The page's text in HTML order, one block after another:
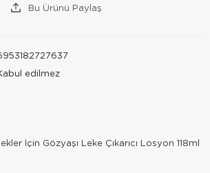
Bu Ürünü Paylaş
İçin Gözyaşı Leke Çıkarıcı Losyon 118ml